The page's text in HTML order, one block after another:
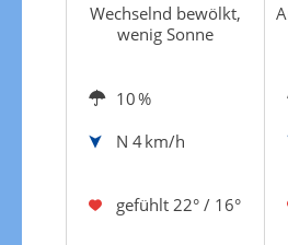
Wechselnd bewölkt,
wenig Sonne
10 %
N 4 km/h
gefühlt 22° / 16°